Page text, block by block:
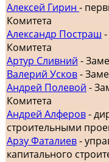
Алексей Гирин -
Комитета
Александр Постраш
Комитета
Артур Сливний -
Валерий Усков-
Андрей Полевой -
Комитета
Андрей Алферов-
строительными
Арзу Фаталиев-
капитального